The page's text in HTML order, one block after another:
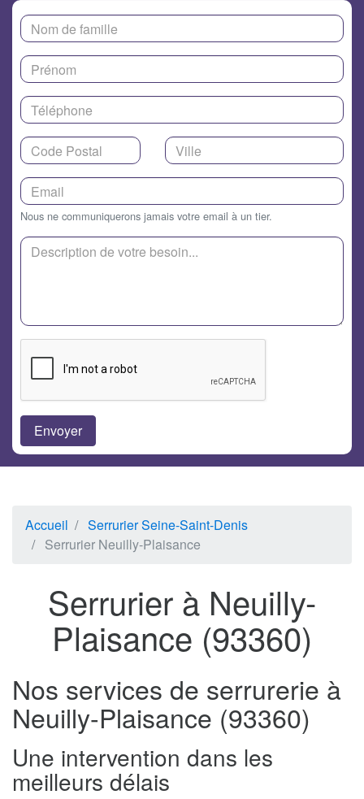
Nous ne communiquerons jamais votre email à un tier.
Accueil
Serrurier Seine-Saint-Denis
Serrurier Neuilly-Plaisance
Serrurier à Neuilly-
Plaisance (93360)
Nos services de serrurerie à
Neuilly-Plaisance (93360)
Une intervention dans les
meilleurs délais